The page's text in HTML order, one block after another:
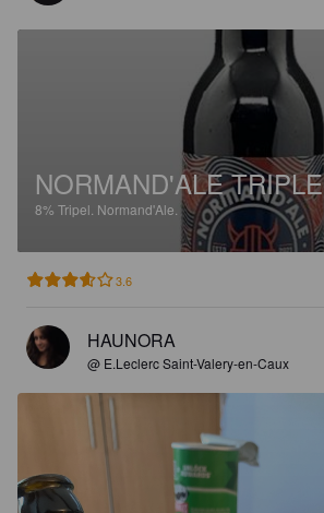
NORMAND'ALE TRIPLE
8% Tripel. Normand'Ale.
3.6
HAUNORA
@ E.Leclerc Saint-Valery-en-Caux